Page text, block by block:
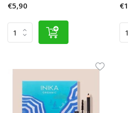
€5,90